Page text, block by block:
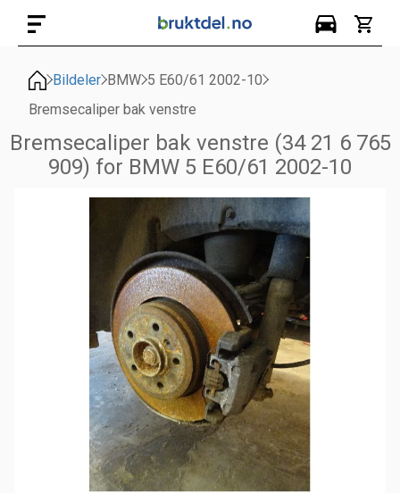
Bildeler BMW 5 E60/61 2002-10
Bremsecaliper bak venstre
Bremsecaliper bak venstre (34 21 6 765
909) for BMW 5 E60/61 2002-10